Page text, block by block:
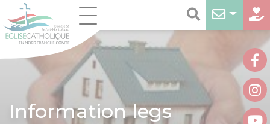
Information legs